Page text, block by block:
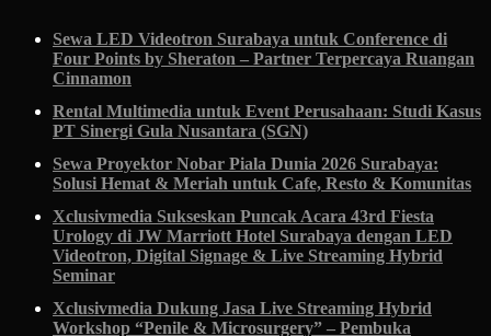
Sewa LED Videotron Surabaya untuk Conference di
Four Points by Sheraton – Partner Terpercaya Ruangan
Cinnamon
Rental Multimedia untuk Event Perusahaan: Studi Kasus
PT Sinergi Gula Nusantara (SGN)
Sewa Proyektor Nobar Piala Dunia 2026 Surabaya:
Solusi Hemat & Meriah untuk Cafe, Resto & Komunitas
Xclusivmedia Sukseskan Puncak Acara 43rd Fiesta
Urology di JW Marriott Hotel Surabaya dengan LED
Videotron, Digital Signage & Live Streaming Hybrid
Seminar
Xclusivmedia Dukung Jasa Live Streaming Hybrid
Workshop “Penile & Microsurgery” – Pembuka